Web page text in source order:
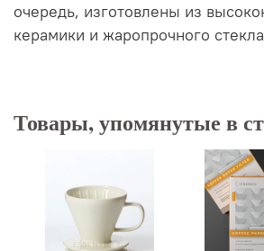
очередь, изготовлены из
керамики и жаропрочного
Товары, упомянутые в